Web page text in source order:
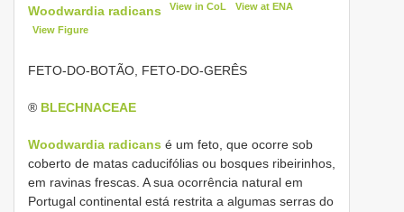
Woodwardia radicans View in CoL View at ENA
View Figure
FETO-DO-BOTÃO, FETO-DO-GERÊS
® BLECHNACEAE
Woodwardia radicans é um feto, que ocorre sob
coberto de matas caducifólias ou bosques ribeirinhos,
em ravinas frescas. A sua ocorrência natural em
Portugal continental está restrita a algumas serras do